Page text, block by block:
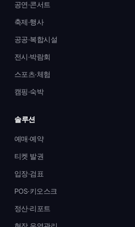
공연·콘서트
축제·행사
공공·복합시설
전시·박람회
스포츠·체험
캠핑·숙박
솔루션
예매·예약
티켓 발권
입장·검표
POS·키오스크
정산·리포트